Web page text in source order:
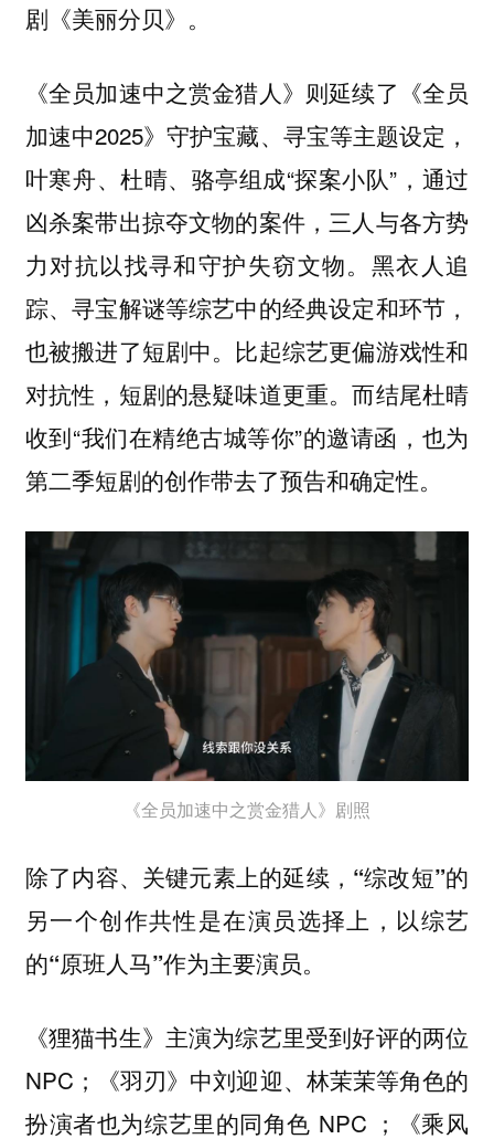
剧《美丽分贝》。
《全员加速中之赏金猎人》则延续了《全员
加速中2025》守护宝藏、寻宝等主题设定，
叶寒舟、杜晴、骆亭组成“探案小队”，通过
凶杀案带出掠夺文物的案件，三人与各方势
力对抗以找寻和守护失窃文物。黑衣人追
踪、寻宝解谜等综艺中的经典设定和环节，
也被搬进了短剧中。比起综艺更偏游戏性和
对抗性，短剧的悬疑味道更重。而结尾杜晴
收到“我们在精绝古城等你”的邀请函，也为
第二季短剧的创作带去了预告和确定性。
《全员加速中之赏金猎人》剧照
除了内容、关键元素上的延续，“综改短”的
另一个创作共性是在演员选择上，以综艺
的“原班人马”作为主要演员。
《狸猫书生》主演为综艺里受到好评的两位
NPC；《羽刃》中刘迎迎、林茉茉等角色的
扮演者也为综艺里的同角色 NPC ；《乘风